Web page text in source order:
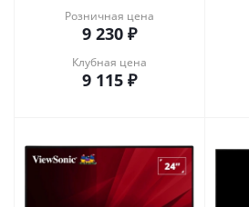
Розничная цена
9 230 ₽
Клубная цена
9 115 ₽